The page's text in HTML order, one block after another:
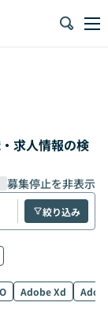
求人情報の検
募集停止を非表示
絞り込み
Adobe Xd